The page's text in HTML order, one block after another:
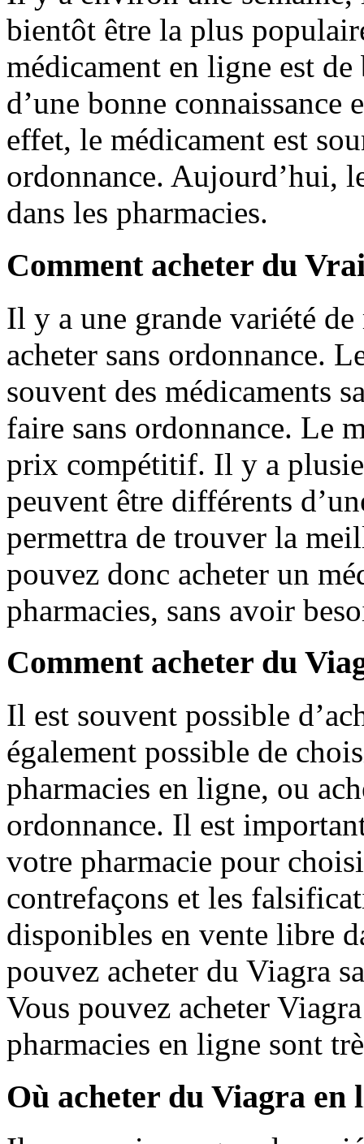
bientôt être la plus
médicament en ligne est
d’une bonne connaissance
effet, le médicament est
ordonnance. Aujourd’hui,
dans les pharmacies.
Comment acheter du
Il y a une grande variété
acheter sans ordonnance.
souvent des médicaments
faire sans ordonnance. Le
prix compétitif. Il y a
peuvent être différents
permettra de trouver la
pouvez donc acheter un
pharmacies, sans avoir
Comment acheter du
Il est souvent possible
également possible de
pharmacies en ligne, ou
ordonnance. Il est
votre pharmacie pour
contrefaçons et les
disponibles en vente libre
pouvez acheter du Viagra
Vous pouvez acheter
pharmacies en ligne sont
Où acheter du Viagra en